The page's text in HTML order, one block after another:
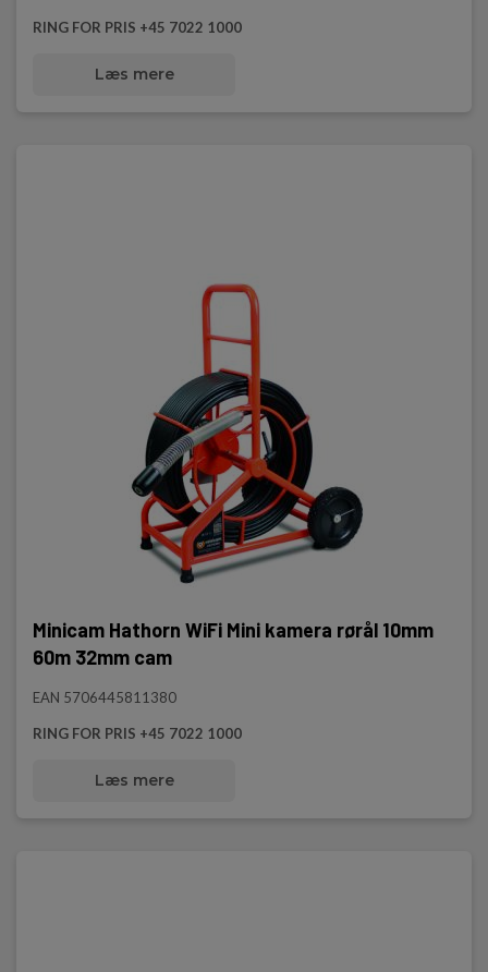
RING FOR PRIS +45 7022 1000
Læs mere
Minicam Hathorn WiFi Mini kamera rørål 10mm
60m 32mm cam
EAN 5706445811380
RING FOR PRIS +45 7022 1000
Læs mere